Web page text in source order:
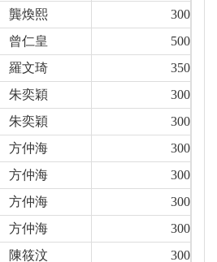
龔煥熙
300
曾仁皇
500
羅文琦
350
朱奕穎
300
朱奕穎
300
方仲海
300
方仲海
300
方仲海
300
方仲海
300
陳筱汶 300